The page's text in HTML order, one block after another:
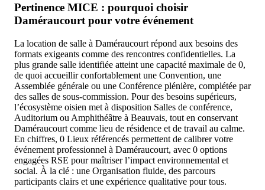
Pertinence MICE : pourquoi choisir
Daméraucourt pour votre événement
La location de salle à Daméraucourt répond aux besoins des
formats exigeants comme des rencontres confidentielles. La
plus grande salle identifiée atteint une capacité maximale de 0,
de quoi accueillir confortablement une Convention, une
Assemblée générale ou une Conférence plénière, complétée par
des salles de sous-commission. Pour des besoins supérieurs,
l’écosystème oisien met à disposition Salles de conférence,
Auditorium ou Amphithéâtre à Beauvais, tout en conservant
Daméraucourt comme lieu de résidence et de travail au calme.
En chiffres, 0 Lieux référencés permettent de calibrer votre
événement professionnel à Daméraucourt, avec 0 options
engagées RSE pour maîtriser l’impact environnemental et
social. À la clé : une Organisation fluide, des parcours
participants clairs et une expérience qualitative pour tous.